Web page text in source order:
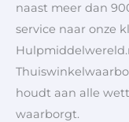
naast meer dan
service naar onze
houdt aan alle
waarborgt.